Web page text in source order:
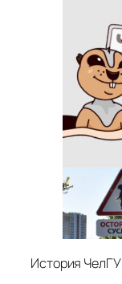
История ЧелГУ